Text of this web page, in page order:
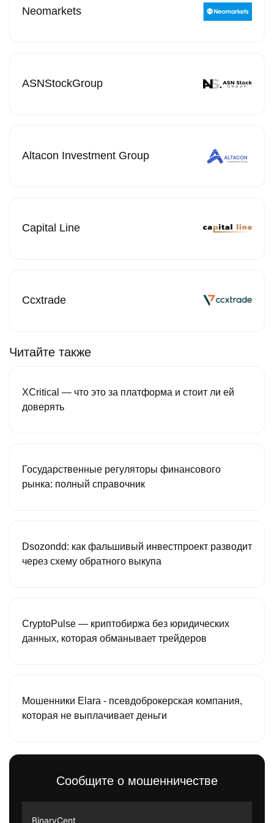
Nеоmarkets
ASNStockGroup
Altacon Investment Group
Capital Line
Ccxtrade
Читайте также
XCritical — что это за платформа и стоит ли ей
доверять
Государственные регуляторы финансового
рынка: полный справочник
Dsozondd: как фальшивый инвестпроект разводит
через схему обратного выкупа
CryptoPulse — криптобиржа без юридических
данных, которая обманывает трейдеров
Мошенники Elara - псевдоброкерская компания,
которая не выплачивает деньги
Сообщите о мошенничестве